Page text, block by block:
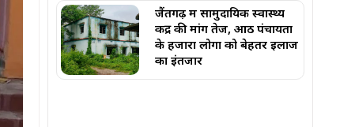
जैंतगढ़ में सामुदायिक स्वास्थ्य
केंद्र की मांग तेज, आठ पंचायतों
के हजारों लोगों को बेहतर इलाज
का इंतजार